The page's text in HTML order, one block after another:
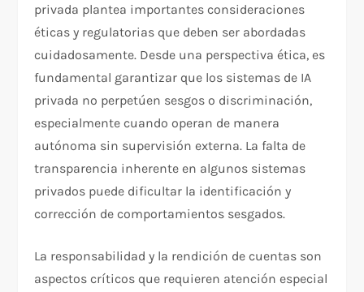
privada plantea importantes consideraciones
éticas y regulatorias que deben ser abordadas
cuidadosamente. Desde una perspectiva ética, es
fundamental garantizar que los sistemas de IA
privada no perpetúen sesgos o discriminación,
especialmente cuando operan de manera
autónoma sin supervisión externa. La falta de
transparencia inherente en algunos sistemas
privados puede dificultar la identificación y
corrección de comportamientos sesgados.
La responsabilidad y la rendición de cuentas son
aspectos críticos que requieren atención especial